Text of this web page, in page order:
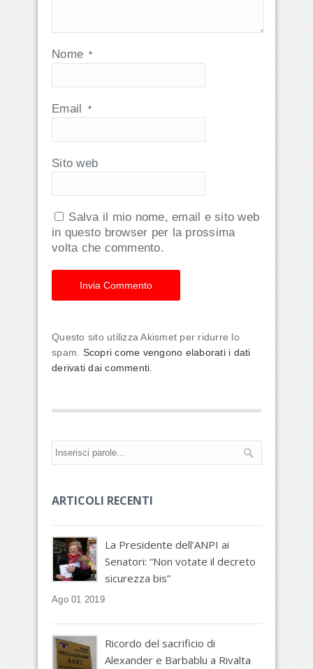
Nome *
Email *
Sito web
Salva il mio nome, email e sito web
in questo browser per la prossima
volta che commento.
Questo sito utilizza Akismet per ridurre lo
spam. Scopri come vengono elaborati i dati
derivati dai commenti
ARTICOLI RECENTI
La Presidente dell’ANPI ai
Senatori: “Non votate il decreto
sicurezza bis”
Ago 01 2019
Ricordo del sacrificio di
Alexander e Barbablu a Rivalta